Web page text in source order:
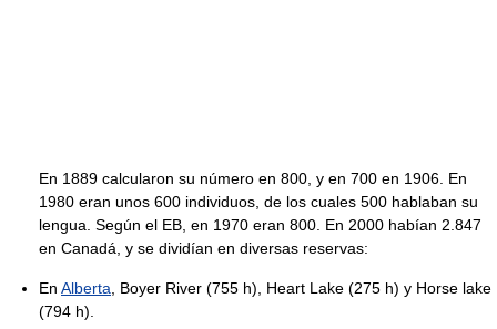
En 1889 calcularon su número en 800, y en 700 en 1906. En
1980 eran unos 600 individuos, de los cuales 500 hablaban su
lengua. Según el EB, en 1970 eran 800. En 2000 habían 2.847
en Canadá, y se dividían en diversas reservas:
En Alberta , Boyer River (755 h), Heart Lake (275 h) y Horse lake
(794 h).